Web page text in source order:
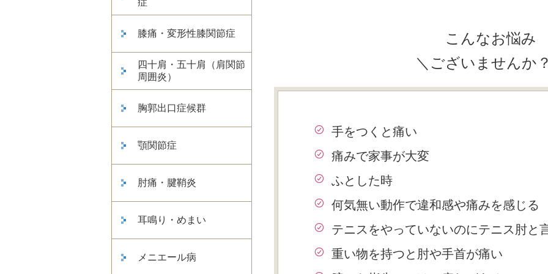
症
膝痛・変形性膝関節症
四十肩・五十肩（肩関節
周囲炎）
胸郭出口症候群
顎関節症
肘痛・腱鞘炎
耳鳴り・めまい
メニエール病
こんなお悩み
＼ございませんか
手をつくと痛い
痛みで家事が大変
ふとした時
何気無い動作で違和感や痛みを感じる
テニスをやっていないのにテニス肘と
重い物を持つと肘や手首が痛い